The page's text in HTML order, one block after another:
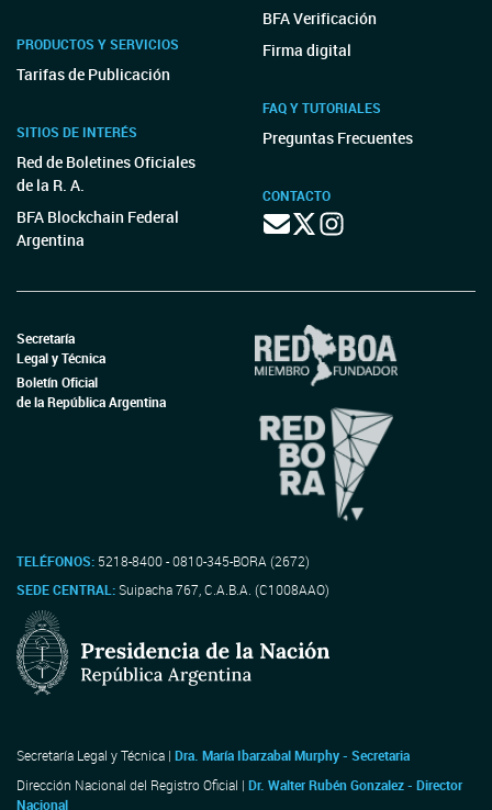
PRODUCTOS Y SERVICIOS
Tarifas de Publicación
SITIOS DE INTERÉS
Red de Boletines Oficiales
de la R. A.
BFA Blockchain Federal
Argentina
BFA Verificación
Firma digital
FAQ Y TUTORIALES
Preguntas Frecuentes
CONTACTO
Secretaría
Legal y Técnica
Boletín Oficial
de la República Argentina
TELÉFONOS: 5218-8400 - 0810-345-BORA (2672)
SEDE CENTRAL:Suipacha 767, C.A.B.A. (C1008AAO)
Secretaría Legal y Técnica | Dra. María Ibarzabal Murphy - Secretaria
Dirección Nacional del Registro Oficial | Dr. Walter Rubén Gonzalez - Director
Nacional